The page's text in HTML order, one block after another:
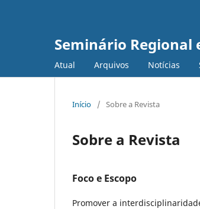
Seminário Regional
Atual Arquivos Notícias
Início / Sobre a Revista
Sobre a Revista
Foco e Escopo
Promover a